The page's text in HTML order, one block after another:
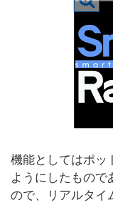
機能としてはポッ
ようにしたもので
ので、リアルタイ